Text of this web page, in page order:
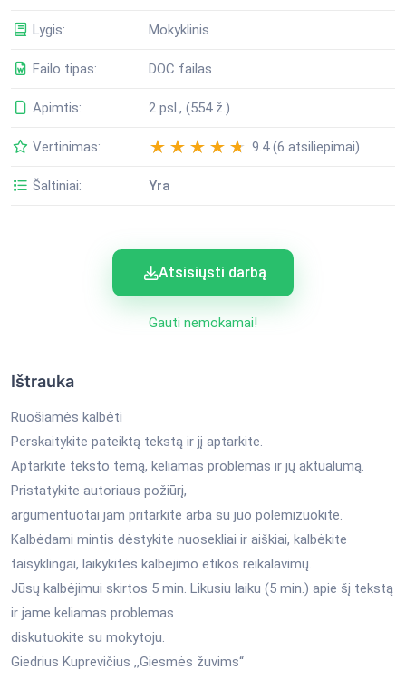
Lygis: Mokyklinis
Failo tipas: DOC failas
Apimtis: 2 psl., (554 ž.)
Vertinimas: 9.4 (6 atsiliepimai)
Šaltiniai: Yra
Atsisiųsti darbą
Gauti nemokamai!
Ištrauka
Ruošiamės kalbėti
Perskaitykite pateiktą tekstą ir jį aptarkite.
Aptarkite teksto temą, keliamas problemas ir jų aktualumą.
Pristatykite autoriaus požiūrį,
argumentuotai jam pritarkite arba su juo polemizuokite.
Kalbėdami mintis dėstykite nuosekliai ir aiškiai, kalbėkite
taisyklingai, laikykitės kalbėjimo etikos reikalavimų.
Jūsų kalbėjimui skirtos 5 min. Likusiu laiku (5 min.) apie šį tekstą
ir jame keliamas problemas
diskutuokite su mokytoju.
Giedrius Kuprevičius ,,Giesmės žuvims“